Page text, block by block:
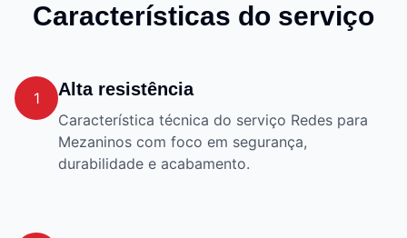
Características do serviço
1 Alta resistência
Característica técnica do serviço Redes para
Mezaninos com foco em segurança,
durabilidade e acabamento.